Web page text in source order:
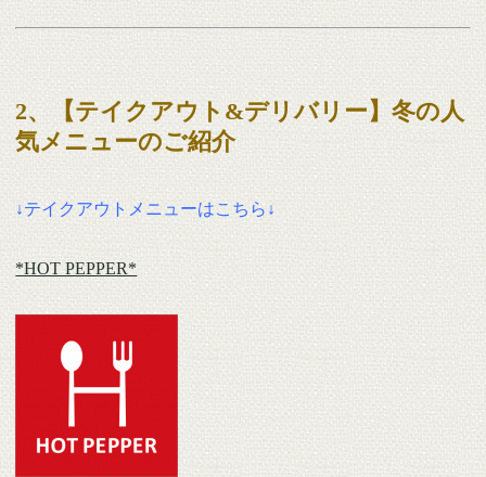
2、【テイクアウト&デリバリー】冬の人
気メニューのご紹介
↓テイクアウトメニューはこちら↓
*HOT PEPPER*